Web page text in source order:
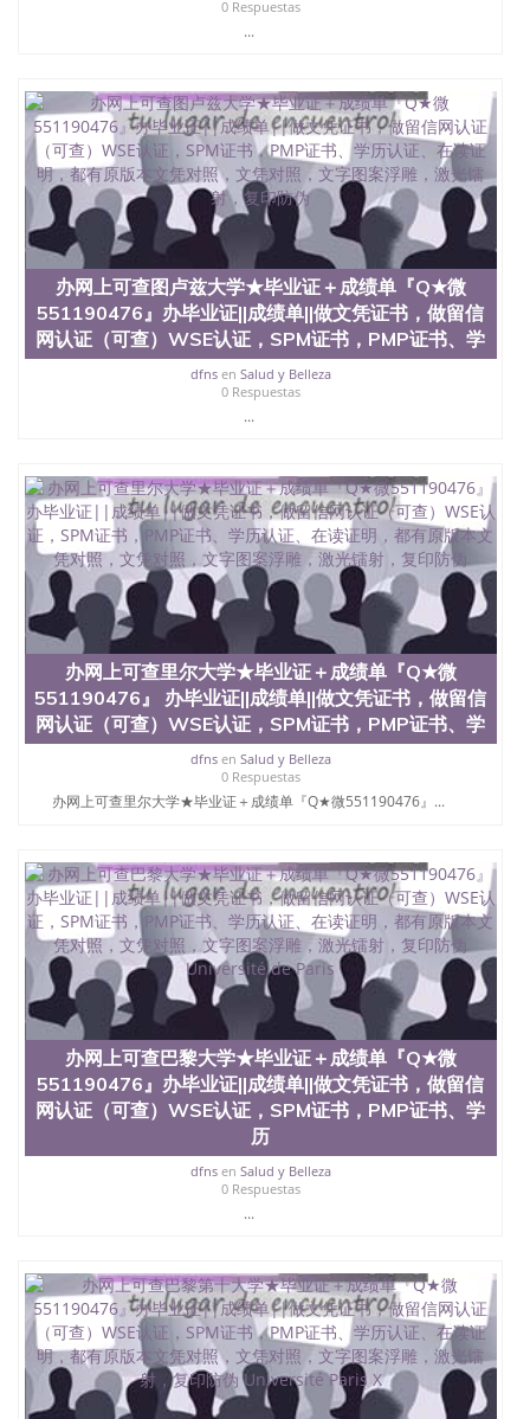
银，LOGO烫金烫银复合重叠。 文字图案浮雕，激光
镭射，紫外荧光，温感，复印防伪）都有原版本文凭
对照。质量得到了广大海外客户群体的认可，同时和
海外学校留学中介， 同时能做到与时俱进，及时掌握
各大院校的（毕业证，成绩单，资格证，学生卡，结
业证，录取通知书，在读证明等相关材料）的版本更
新信息， 能够在时间掌握的海外学历文凭的样版，尺
寸大小，纸张材质，防伪技术等等，并在时间收集到
原版实物，以求达到客户的需求。 我们的优势： 我
们在保证合理定价的同时，坚持较高性价比，通过品
质和效率不断优化，为您倾情诠释什么是高性价比。
咨询顾问：Sam q/微信:551190476 Q/微
信:551190476办理毕业证成绩单、教育部认证,录取通
知书，雅思，留学回国证明.
公司专业制作、办理、仿制、成绩单文凭、改成绩、
理、仿制学位证书、毕业证文凭、文凭毕业证、毕业
证认证、留服认证、使馆认证、使馆证明、使馆留学
回国人员证明、留学生认证、学历认证、文凭认证学
位认证、留学生学历认证、留学生学位认证、英国文
凭学历、美国文凭学历、澳洲文凭学历、加拿大文凭
学历、新西兰学历认证等q:551190476 微信：
551190476 圣何塞州立大学毕业证（San Jose State
University）圣何塞州立大学毕业证（San Jose State
University）圣何塞州立大学毕业证（San Jose State
University）圣何塞州立大学成绩单（San Jose State
University）圣何塞州立大学成绩单（ San Jose State
University）圣何塞州立大学成绩单（San Jose State
University）成绩单圣何塞州立大学文凭（San Jose
State University）圣何塞州立大学（San Jose State
University）圣何塞州立大学（San Jose State
University）圣何塞州立大学文凭（San Jose State
University）圣何塞州立大学文凭（San Jose State
University）文凭圣何塞州立大学文凭（San Jose
State University）圣何塞州立大学学历（ San Jose
State University）圣何塞州立大学学历（San Jose
State University）圣何塞州立大学学历（San Jose
State University）圣 塞州立大学学历（San Jose
State University）圣何塞州立大学（San Jose State
University）圣何塞州立大学（San Jose State
University）圣何塞州立大学（San Jose State
University）圣何塞州立大学（San Jose State
University）圣何塞州立大学学位证（San Jose State
University）圣何塞州立大学学位证（San Jose State
University）圣何塞州立大学学位证（San Jose State
University）圣何塞州立大学（San Jose State
University）圣何塞州立大学（San Jose State
University）圣何塞州立大学学位证（San Jose State
University）圣何塞州立大学学位证（San Jose State
University）圣何塞州立大学结业证（San Jose State
University）圣何塞州立大学结业证（San Jose State
University）圣何塞州立大学结业证（San Jose State
University）圣何塞州立大学学位证（San Jose State
University）圣何塞州立大学学位证（San Jose State
0 Respuestas
...
办网上可查图卢兹大学★毕业证＋成绩单『Q★微
551190476』办毕业证||成绩单||做文凭证书，做留信
网认证（可查）WSE认证，SPM证书，PMP证书、学
dfnsen Salud y Belleza
0 Respuestas
...
办网上可查里尔大学★毕业证＋成绩单『Q★微
551190476』 办毕业证||成绩单||做文凭证书，做留信
网认证（可查）WSE认证，SPM证书，PMP证书、学
dfnsen Salud y Belleza
0 Respuestas
办网上可查里尔大学★毕业证＋成绩单『Q★微551190476』...
办网上可查巴黎大学★毕业证＋成绩单『Q★微
551190476』办毕业证||成绩单||做文凭证书，做留信
网认证（可查）WSE认证，SPM证书，PMP证书、学
历
dfnsen Salud y Belleza
0 Respuestas
...